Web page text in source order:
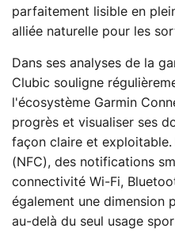
parfaitement lisible en
alliée naturelle pour les
Dans ses analyses de la
Clubic souligne
l'écosystème Garmin
progrès et visualiser ses
façon claire et exploitable.
(NFC), des notifications
connectivité Wi-Fi,
également une dimension
au-delà du seul usage